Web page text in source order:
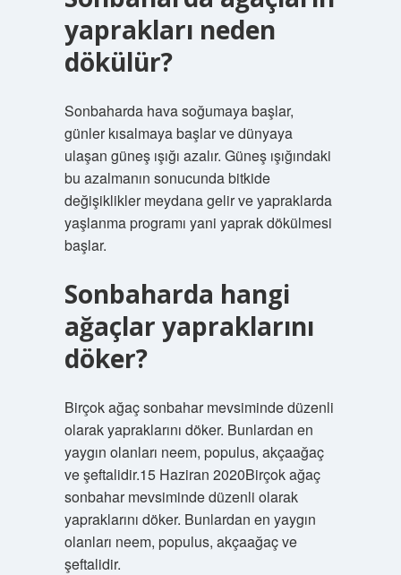
yaprakları neden
dökülür?
Sonbaharda hava soğumaya başlar,
günler kısalmaya başlar ve dünyaya
ulaşan güneş ışığı azalır. Güneş ışığındaki
bu azalmanın sonucunda bitkide
değişiklikler meydana gelir ve yapraklarda
yaşlanma programı yani yaprak dökülmesi
başlar.
Sonbaharda hangi
ağaçlar yapraklarını
döker?
Birçok ağaç sonbahar mevsiminde düzenli
olarak yapraklarını döker. Bunlardan en
yaygın olanları neem, populus, akçaağaç
ve şeftalidir.15 Haziran 2020Birçok ağaç
sonbahar mevsiminde düzenli olarak
yapraklarını döker. Bunlardan en yaygın
olanları neem, populus, akçaağaç ve
şeftalidir.